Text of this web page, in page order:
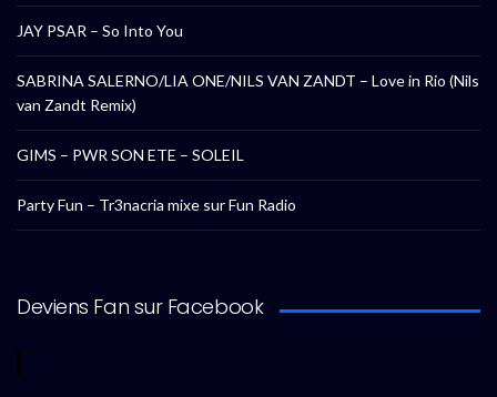
JAY PSAR – So Into You
SABRINA SALERNO/LIA ONE/NILS VAN ZANDT – Love in Rio (Nils
van Zandt Remix)
GIMS – PWR SON ETE – SOLEIL
Party Fun – Tr3nacria mixe sur Fun Radio
Deviens Fan sur Facebook